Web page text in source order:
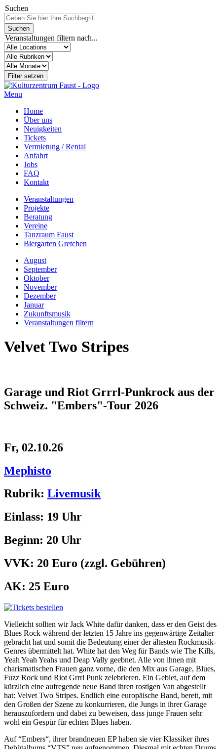
Suchen
Veranstaltungen filtern nach...
Menu
Home
Über uns
Neuigkeiten
Tickets
Vermietung / Rental
Anfahrt
Jobs
FAQ
Kontakt
Veranstaltungen
Projekte
Beratung
Vereine
Tanzraum Faust
Biergarten Gretchen
August
September
Oktober
November
Dezember
Januar
Zukunftsmusik
Veranstaltungen filtern
Velvet Two Stripes
Garage und Riot Grrrl-Punkrock aus der
Schweiz. "Embers"-Tour 2026
Fr, 02.10.26
Mephisto
Rubrik: Livemusik
Einlass: 19 Uhr
Beginn: 20 Uhr
VVK: 20 Euro (zzgl. Gebühren)
AK: 25 Euro
Vielleicht sollten wir Jack White dafür danken, dass er den Geist des
Blues Rock während der letzten 15 Jahre ins gegenwärtige Zeitalter
gebracht hat und somit die Bedeutung einer der ältesten Rockmusik-
Genres übermittelt hat. White hat den Weg für Bands wie The Kills,
Yeah Yeah Yeahs und Deap Vally geebnet. Alle von ihnen mit
charismatischen Frauen ganz vorne, die den Mix aus Garage, Blues,
Fuzz Rock und Riot Grrrl Punk zelebrieren. Ein Gebiet, auf dem
kürzlich eine aufregende neue Band ihren rostigen Van abgestellt
hat: Velvet Two Stripes. Endlich eine europäische Band, bereit, mit
den Großen der Szene zu konkurrieren, die Jungs in ihrer Garage
herauszufordern und dabei zu beweisen, dass junge Frauen sehr
wohl ein Gespür für echten Blues haben.
Auf “Embers“, ihrer brandneuen EP haben sie vier Klassiker ihres